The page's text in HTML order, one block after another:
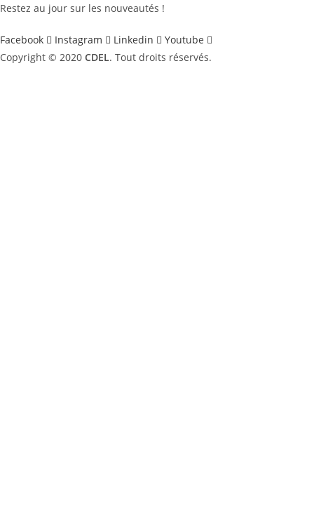
Restez au jour sur les nouveautés !
Facebook Instagram Linkedin
Youtube
Copyright © 2020 CDEL. Tout droits réservés.